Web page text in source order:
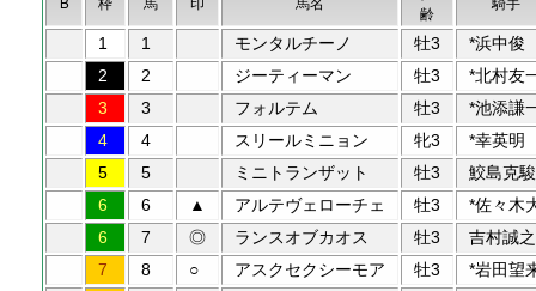
齢
1 1 モンタルチーノ 牡3
*浜中俊
2
2 ジーティーマン 牡3
*北村友
3
3 フォルテム 牡3
*池添謙
4
4 スリールミニョン 牝3
*幸英明
5
5 ミニトランザット 牡3
鮫島克駿
6
6 ▲ アルテヴェローチェ 牡3
*佐々木
6
7 ◎ ランスオブカオス 牡3
吉村誠之
7
8 ○ アスクセクシーモア 牡3
*岩田望